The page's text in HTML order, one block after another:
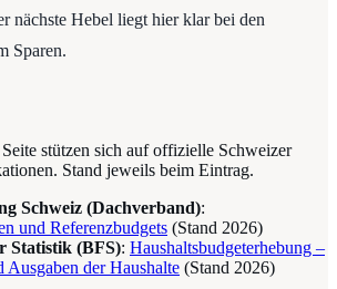
nächste Hebel liegt hier klar bei den
Sparen.
stützen sich auf offizielle Schweizer
Stand jeweils beim Eintrag.
Schweiz (Dachverband):
und Referenzbudgets (Stand 2026)
Statistik (BFS): Haushaltsbudgeterhebung –
Ausgaben der Haushalte (Stand 2026)